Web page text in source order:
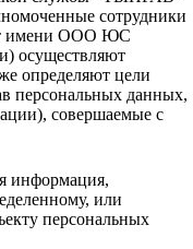
сотрудники
имени ООО ЮС
осуществляют
определяют цели
персональных данных,
совершаемые с
информация,
или
персональных